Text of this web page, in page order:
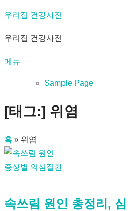
내
으
기
우리집 건강사전
우리집 건강사전
메뉴
Sample Page
[태그:] 위염
홈 » 위염
증상별 의심질환
속쓰림 원인 총정리,